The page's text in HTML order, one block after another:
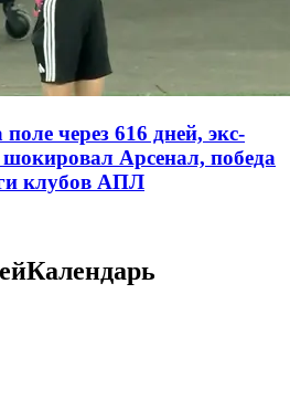
через 616 дней, экс-
Арсенал, победа
клубов АПЛ
Календарь